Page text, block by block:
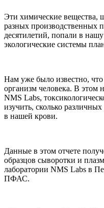
Эти химические вещества,
разных производственных
десятилетий, попали в
экологические системы
Нам уже было известно,
организм человека. В этом
NMS Labs,
изучить, сколько
в нашей крови.
Данные в этом отчете
образцов сыворотки и
лаборатории NMS Labs в
ПФАС.